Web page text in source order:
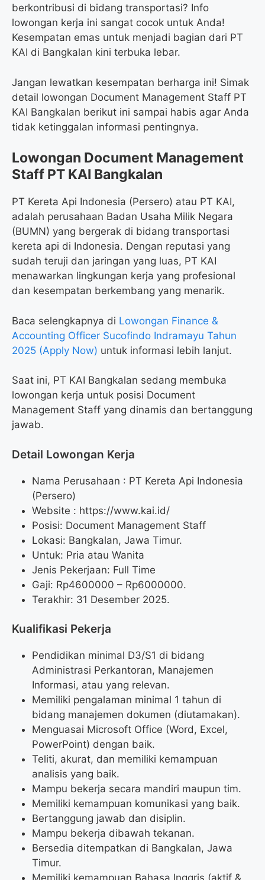
berkontribusi di bidang transportasi? Info
lowongan kerja ini sangat cocok untuk Anda!
Kesempatan emas untuk menjadi bagian dari PT
KAI di Bangkalan kini terbuka lebar.
Jangan lewatkan kesempatan berharga ini! Simak
detail lowongan Document Management Staff PT
KAI Bangkalan berikut ini sampai habis agar Anda
tidak ketinggalan informasi pentingnya.
Lowongan Document Management
Staff PT KAI Bangkalan
PT Kereta Api Indonesia (Persero) atau PT KAI,
adalah perusahaan Badan Usaha Milik Negara
(BUMN) yang bergerak di bidang transportasi
kereta api di Indonesia. Dengan reputasi yang
sudah teruji dan jaringan yang luas, PT KAI
menawarkan lingkungan kerja yang profesional
dan kesempatan berkembang yang menarik.
Baca selengkapnya di Lowongan Finance &
Accounting Officer Sucofindo Indramayu Tahun
2025 (Apply Now) untuk informasi lebih lanjut.
Saat ini, PT KAI Bangkalan sedang membuka
lowongan kerja untuk posisi Document
Management Staff yang dinamis dan bertanggung
jawab.
Detail Lowongan Kerja
Nama Perusahaan : PT Kereta Api Indonesia
(Persero)
Website : https://www.kai.id/
Posisi: Document Management Staff
Lokasi: Bangkalan, Jawa Timur.
Untuk: Pria atau Wanita
Jenis Pekerjaan: Full Time
Gaji: Rp4600000 – Rp6000000.
Terakhir: 31 Desember 2025.
Kualifikasi Pekerja
Pendidikan minimal D3/S1 di bidang
Administrasi Perkantoran, Manajemen
Informasi, atau yang relevan.
Memiliki pengalaman minimal 1 tahun di
bidang manajemen dokumen (diutamakan).
Menguasai Microsoft Office (Word, Excel,
PowerPoint) dengan baik.
Teliti, akurat, dan memiliki kemampuan
analisis yang baik.
Mampu bekerja secara mandiri maupun tim.
Memiliki kemampuan komunikasi yang baik.
Bertanggung jawab dan disiplin.
Mampu bekerja dibawah tekanan.
Bersedia ditempatkan di Bangkalan, Jawa
Timur.